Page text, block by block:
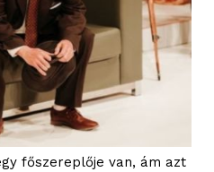
főszereplője van, ám azt